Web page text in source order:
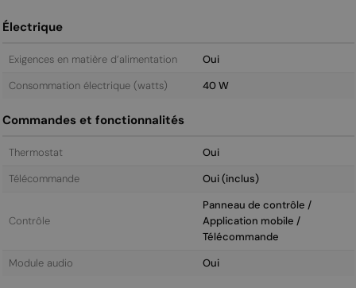
Électrique
Exigences en matière d’alimentation
Oui
Consommation électrique (watts)
40 W
Commandes et fonctionnalités
Thermostat
Oui
Télécommande
Oui (inclus)
Contrôle
Panneau de contrôle /
Application mobile /
Télécommande
Module audio
Oui